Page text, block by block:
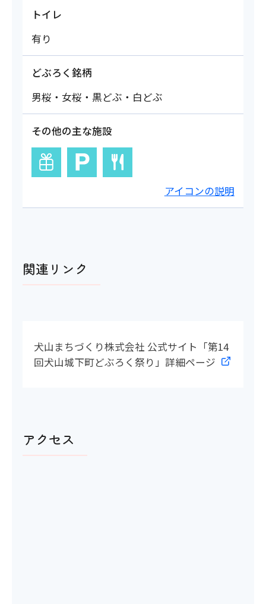
トイレ
有り
どぶろく銘柄
男桜・女桜・黒どぶ・白どぶ
その他の主な施設
アイコンの説明
関連リンク
犬山まちづくり株式会社 公式サイト「第14
回犬山城下町どぶろく祭り」詳細ページ
アクセス